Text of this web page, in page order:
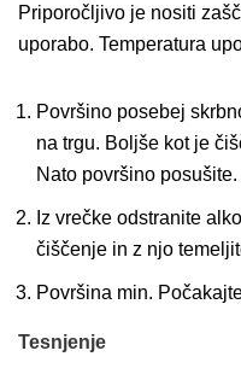
Priporočljivo je nositi
uporabo. Temperatura
Površino posebej
na trgu. Boljše kot je
Nato površino posušite.
Iz vrečke odstranite
čiščenje in z njo
Površina min.
Tesnjenje